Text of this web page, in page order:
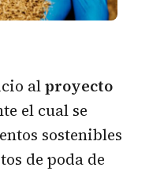
alproyecto
el cual se
sostenibles
de poda de